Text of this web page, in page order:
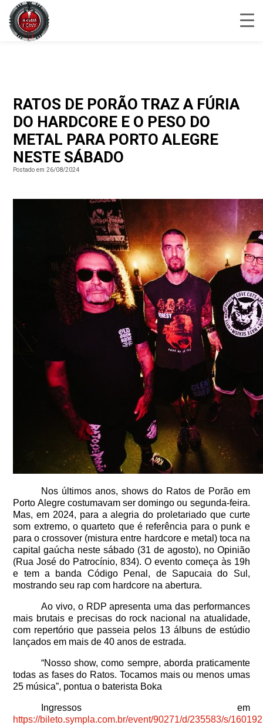
RATOS DE PORÃO TRAZ A FÚRIA
DO HARDCORE E O PESO DO
METAL PARA PORTO ALEGRE
NESTE SÁBADO
Postado em 26/08/2024
Nos últimos anos, shows do Ratos de Porão em
Porto Alegre costumavam ser domingo ou segunda-feira.
Mas, em 2024, para a alegria do proletariado que curte
som extremo, o quarteto que é referência para o punk e
para o crossover (mistura entre hardcore e metal) toca na
capital gaúcha neste sábado (31 de agosto), no Opinião
(Rua José do Patrocínio, 834). O evento começa às 19h
e tem a banda Código Penal, de Sapucaia do Sul,
mostrando seu rap com hardcore na abertura.
Ao vivo, o RDP apresenta uma das performances
mais brutais e precisas do rock nacional na atualidade,
com repertório que passeia pelos 13 álbuns de estúdio
lançados em mais de 40 anos de estrada.
“Nosso show, como sempre, aborda praticamente
todas as fases do Ratos. Tocamos mais ou menos umas
25 música”, pontua o baterista Boka
Ingressos em
https://bileto.sympla.com.br/event/90271/d/235583/s/